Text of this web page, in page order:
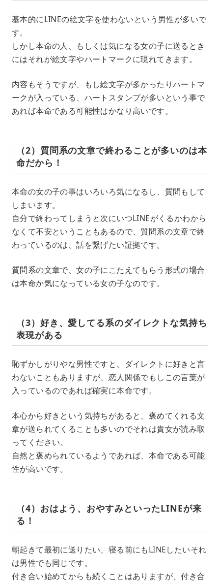
基本的にLINEの絵文字を使わないという男性が多いで
す。
しかし本命の人、もしくは気になる女の子に送るとき
にはそれが絵文字やハートマークに現れてきます。
内容もそうですが、もし絵文字が多かったりハートマ
ークが入っている、ハートスタンプが多いという事で
あれば本命である可能性はかなり高いです。
（2）質問系の文章で終わることが多いのは本
命だから！
本命の女の子の事はいろいろ気になるし、質問もして
しまいます。
自分で終わってしまうと次にいつLINEがくるかわから
なくて不安ということもあるので、質問系の文章で終
わっているのは、話を繋げたい証拠です。
質問系の文章で、女の子にこたえてもらう形式の場合
は本命か気になっている女の子なのです。
（3）好き、愛してる系のダイレクトな気持ち
表現がある
恥ずかしがりやな男性ですと、ダイレクトに好きと言
わないこともありますが、恋人関係でもしこの言葉が
入っているのであれば確実に本命です。
本心から好きという気持ちがあると、褒めてくれる文
章が送られてくることも多いのでそれは貴女が読み取
ってください。
自然と褒められているようであれば、本命である可能
性が高いです。
（4）おはよう、おやすみといったLINEが来
る！
朝起きて最初に送りたい、寝る前にもLINEしたいそれ
は男性でも同じです。
付き合い始めてからも続くことはありますが、付き合